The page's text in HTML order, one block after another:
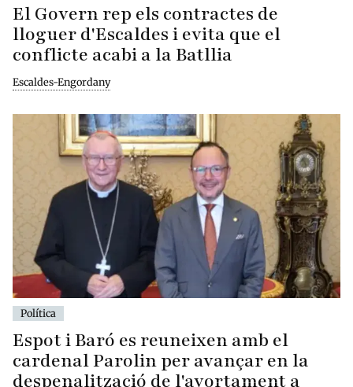
El Govern rep els contractes de
lloguer d'Escaldes i evita que el
conflicte acabi a la Batllia
Escaldes-Engordany
Política
Espot i Baró es reuneixen amb el
cardenal Parolin per avançar en la
despenalització de l'avortament a